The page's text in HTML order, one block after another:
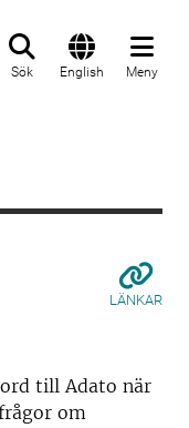
Sök English Meny
LÄNKAR
till Adato när
om